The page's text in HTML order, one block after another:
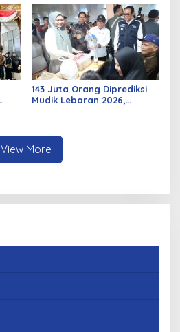
143 Juta Orang Diprediksi
Mudik Lebaran 2026,
View More